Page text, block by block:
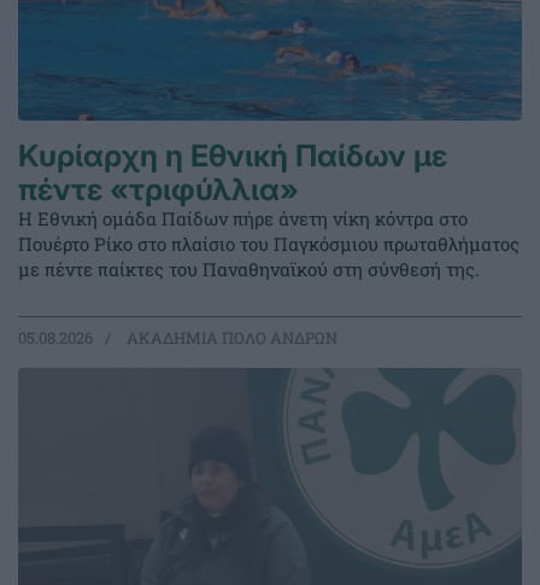
Κυρίαρχη η Εθνική Παίδων με
πέντε «τριφύλλια»
Η Εθνική ομάδα Παίδων πήρε άνετη νίκη κόντρα στο
Πουέρτο Ρίκο στο πλαίσιο του Παγκόσμιου πρωταθλήματος
με πέντε παίκτες του Παναθηναϊκού στη σύνθεσή της.
05.08.2026 ΑΚΑΔΗΜΙΑ ΠΟΛΟ ΑΝΔΡΩΝ